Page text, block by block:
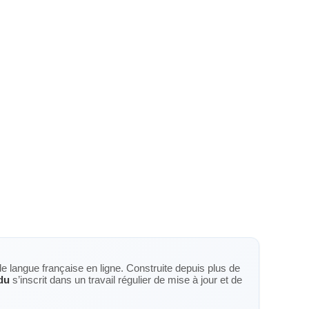
langue française en ligne. Construite depuis plus de
s’inscrit dans un travail régulier de mise à jour et de